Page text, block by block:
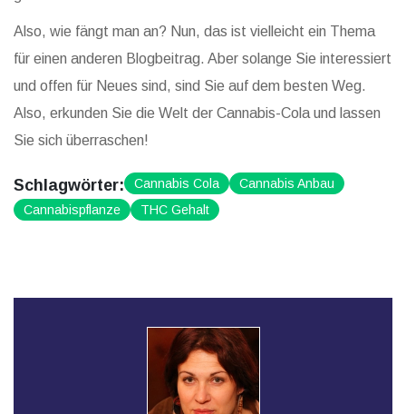
Also, wie fängt man an? Nun, das ist vielleicht ein Thema
für einen anderen Blogbeitrag. Aber solange Sie interessiert
und offen für Neues sind, sind Sie auf dem besten Weg.
Also, erkunden Sie die Welt der Cannabis-Cola und lassen
Sie sich überraschen!
Schlagwörter: Cannabis Cola
Cannabis Anbau
Cannabispflanze
THC Gehalt